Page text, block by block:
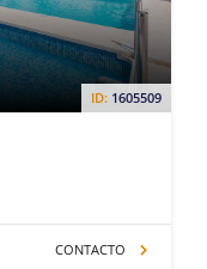
ID: 1605509
CONTACTO